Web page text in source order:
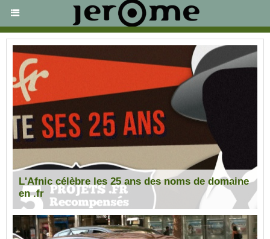
L'Afnic célèbre les 25 ans des noms de domaine
en .fr